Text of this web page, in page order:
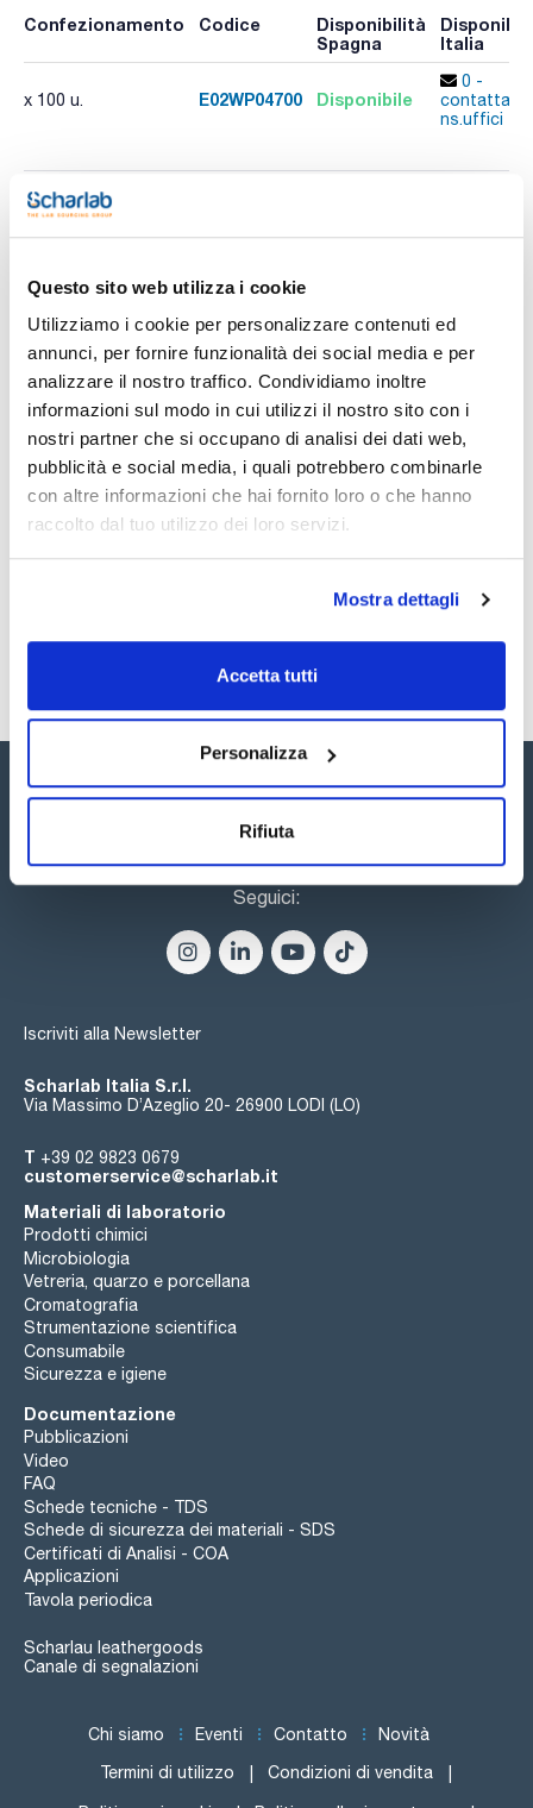
Questo sito web utilizza i cookie
Utilizziamo i cookie per personalizzare contenuti ed
annunci, per fornire funzionalità dei social media e per
analizzare il nostro traffico. Condividiamo inoltre
informazioni sul modo in cui utilizzi il nostro sito con i
nostri partner che si occupano di analisi dei dati web,
pubblicità e social media, i quali potrebbero combinarle
con altre informazioni che hai fornito loro o che hanno
raccolto dal tuo utilizzo dei loro servizi.
Mostra dettagli
Accetta tutti
Personalizza
Rifiuta
Confezionamento Codice
Disponibilità
Spagna
Italia
x 100 u. E02WP04700 Disponibile
0 -
contatta i
ns.uffici
Diameter (mm) : 47
Sterility : No
Grid : No
Colour : White
Pack (u.) : 100
Queste membrane idrofile sono composte da una miscela di
nitrato di cellulosa inerte e acetato di cellulosa. La loro
struttura microporosa uniforme garantisce le massime
prestazioni nei filtri a membrana. Sono ideali per la filtrazione
di soluzioni acquose, inclusi i tamponi. Sono autoclavabili a
Vedi di più
Documentazione tecnica
TDS / Scheda tecnica
Registrati per i download
COA
Registrati per i download
SDS / Scheda di
Seguici:
Iscriviti alla Newsletter
Scharlab Italia S.r.l.
Via Massimo D’Azeglio 20- 26900 LODI (LO)
T +39 02 9823 0679
customerservice@scharlab.it
Materiali di laboratorio
Prodotti chimici
Microbiologia
Vetreria, quarzo e porcellana
Cromatografia
Strumentazione scientifica
Consumabile
Sicurezza e igiene
Documentazione
Pubblicazioni
Video
FAQ
Schede tecniche - TDS
Schede di sicurezza dei materiali - SDS
Certificati di Analisi - COA
Applicazioni
Tavola periodica
Scharlau leathergoods
Canale di segnalazioni
Chi siamo Eventi Contatto Novità
Termini di utilizzo Condizioni di vendita